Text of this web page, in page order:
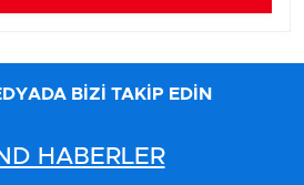
BİZİ TAKİP EDİN
HABERLER